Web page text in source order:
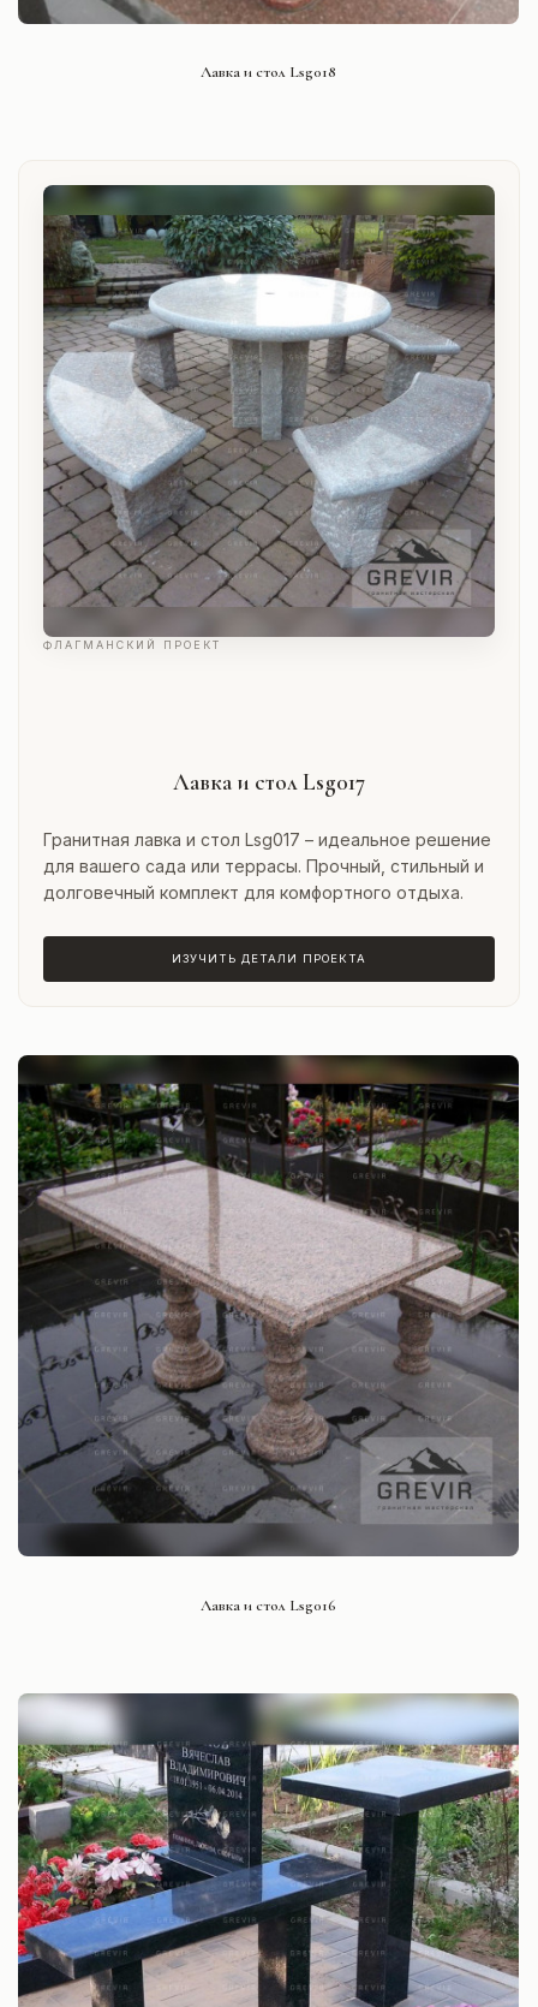
Лавка и стол Lsg018
ФЛАГМАНСКИЙ ПРОЕКТ
Лавка и стол Lsg017
Гранитная лавка и стол Lsg017 – идеальное решение
для вашего сада или террасы. Прочный, стильный и
долговечный комплект для комфортного отдыха.
ИЗУЧИТЬ ДЕТАЛИ ПРОЕКТА
Лавка и стол Lsg016